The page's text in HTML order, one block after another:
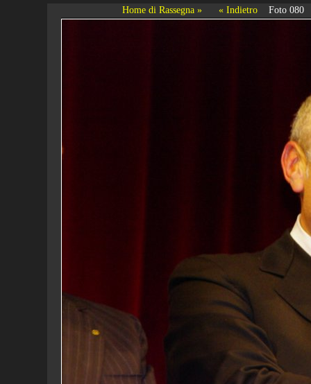
Home di Rassegna » « Indietro Foto 080